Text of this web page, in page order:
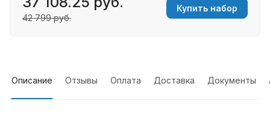
7 960 руб. x 1 шт
Зеркало-шкаф Reflex LED
42 799 руб.
Купить набор
Описание Отзывы Оплата Доставка Документы